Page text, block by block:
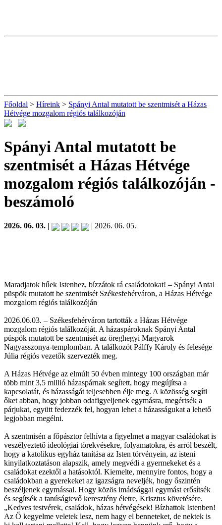
Főoldal > Híreink > Spányi Antal mutatott be szentmisét a Házas
Hétvége mozgalom régiós találkozóján
Spányi Antal mutatott be
szentmisét a Házas Hétvége
mozgalom régiós találkozóján -
beszámoló
2026. 06. 03. | | 2026. 06. 05.
Maradjatok hűek Istenhez, bízzátok rá családotokat! – Spányi Antal
püspök mutatott be szentmisét Székesfehérváron, a Házas Hétvége
mozgalom régiós találkozóján
2026.06.03. – Székesfehérváron tartották a Házas Hétvége
mozgalom régiós találkozóját. A házaspároknak Spányi Antal
püspök mutatott be szentmisét az öreghegyi Magyarok
Nagyasszonya-templomban. A találkozót Pálffy Károly és felesége
Júlia régiós vezetők szervezték meg.
A Házas Hétvége az elmúlt 50 évben mintegy 100 országban már
több mint 3,5 millió házaspárnak segített, hogy megújítsa a
kapcsolatát, és házasságát teljesebben élje meg. A közösség segíti
őket abban, hogy jobban odafigyeljenek egymásra, megértsék a
párjukat, együtt fedezzék fel, hogyan lehet a házasságukat a lehető
legjobban megélni.
A szentmisén a főpásztor felhívta a figyelmet a magyar családokat is
veszélyeztető ideológiai törekvésekre, folyamatokra, és arról beszélt,
hogy a katolikus egyház tanítása az Isten törvényein, az isteni
kinyilatkoztatáson alapszik, amely megvédi a gyermekeket és a
családokat ezektől a hatásoktól. Kiemelte, mennyire fontos, hogy a
családokban a gyerekeket az igazságra neveljék, hogy őszintén
beszéljenek egymással. Hogy közös imádsággal egymást erősítsék
és segítsék a tanúságtevő keresztény életre, Krisztus követésére.
„Kedves testvérek, családok, házas hétvégések! Bízhattok Istenben!
Az Ő kegyelme veletek lesz, nem hagy el benneteket, de nektek is